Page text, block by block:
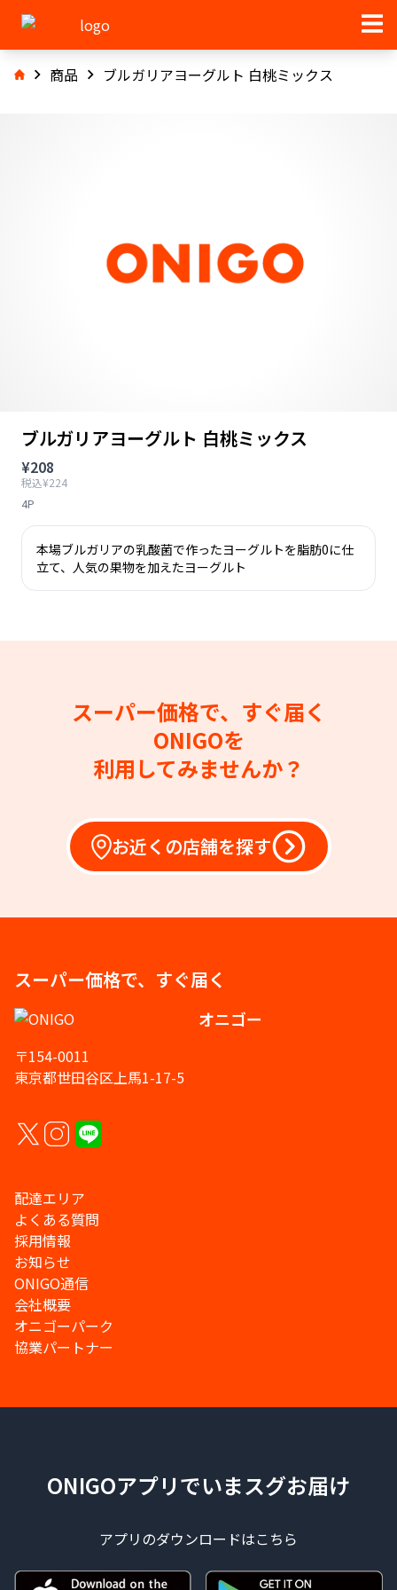
商品 ブルガリアヨーグルト 白桃ミックス
ブルガリアヨーグルト 白桃ミックス
¥208
税込¥224
4P
本場ブルガリアの乳酸菌で作ったヨーグルトを脂肪0に仕
立て、人気の果物を加えたヨーグルト
スーパー価格で、すぐ届く
ONIGOを
利用してみませんか？
お近くの店舗を探す
スーパー価格で、すぐ届く
オニゴー
〒154-0011
東京都世田谷区上馬1-17-5
配達エリア
よくある質問
採用情報
お知らせ
ONIGO通信
会社概要
オニゴーパーク
協業パートナー
ONIGOアプリでいまスグお届け
アプリのダウンロードはこちら